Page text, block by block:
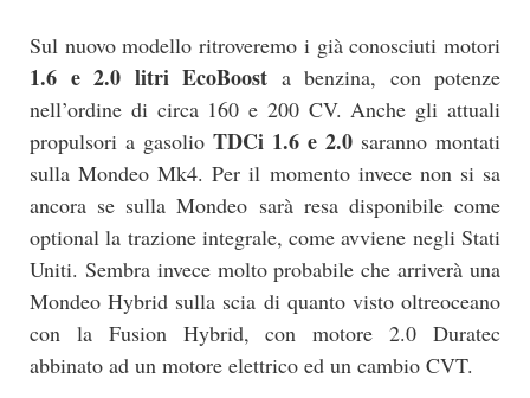
Sul nuovo modello ritroveremo i già conosciuti motori
1.6 e 2.0 litri EcoBoost a benzina, con potenze
nell’ordine di circa 160 e 200 CV. Anche gli attuali
propulsori a gasolio TDCi 1.6 e 2.0 saranno montati
sulla Mondeo Mk4. Per il momento invece non si sa
ancora se sulla Mondeo sarà resa disponibile come
optional la trazione integrale, come avviene negli Stati
Uniti. Sembra invece molto probabile che arriverà una
Mondeo Hybrid sulla scia di quanto visto oltreoceano
con la Fusion Hybrid, con motore 2.0 Duratec
abbinato ad un motore elettrico ed un cambio CVT.